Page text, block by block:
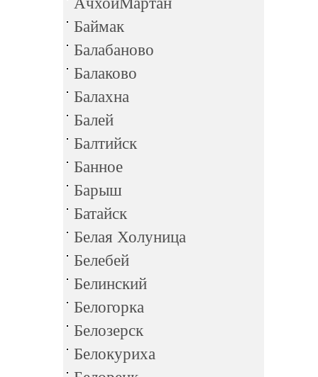
Баймак
Балабаново
Балаково
Балахна
Балей
Балтийск
Банное
Барыш
Батайск
Белая Холуница
Белебей
Белинский
Белогорка
Белозерск
Белокуриха